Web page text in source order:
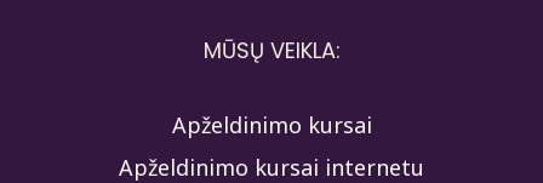
MŪSŲ VEIKLA:
Apželdinimo kursai
Apželdinimo kursai internetu